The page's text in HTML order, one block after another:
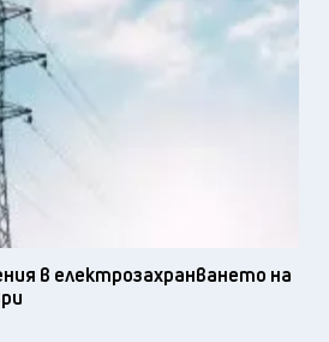
в електрозахранването на